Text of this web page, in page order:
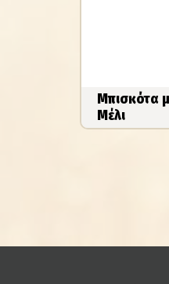
Μπισκότα
Μέλι